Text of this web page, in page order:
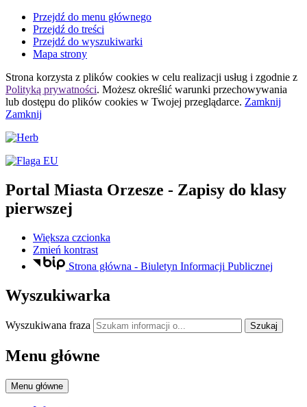
Przejdź do menu głównego
Przejdź do treści
Przejdź do wyszukiwarki
Mapa strony
Strona korzysta z plików cookies w celu realizacji usług i zgodnie z
Polityką prywatności. Możesz określić warunki przechowywania
lub dostępu do plików cookies w Twojej przeglądarce. Zamknij
Zamknij
Portal Miasta Orzesze - Zapisy do klasy
pierwszej
Większa czcionka
Zmień kontrast
Strona główna - Biuletyn Informacji Publicznej
Wyszukiwarka
Wyszukiwana fraza Szukaj
Menu główne
Menu główne